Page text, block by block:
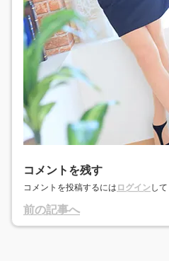
コメントを残す
コメントを投稿するには ログイン して
前の記事へ